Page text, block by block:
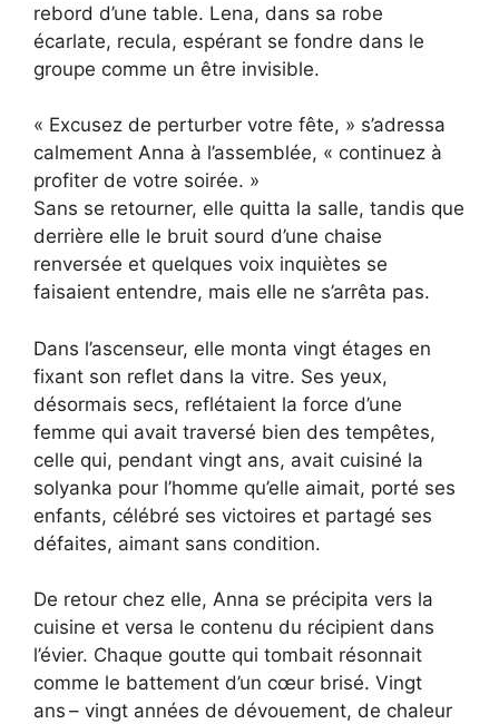
rebord d’une table. Lena, dans sa robe
écarlate, recula, espérant se fondre dans le
groupe comme un être invisible.
« Excusez de perturber votre fête, » s’adressa
calmement Anna à l’assemblée, « continuez à
profiter de votre soirée. »
Sans se retourner, elle quitta la salle, tandis que
derrière elle le bruit sourd d’une chaise
renversée et quelques voix inquiètes se
faisaient entendre, mais elle ne s’arrêta pas.
Dans l’ascenseur, elle monta vingt étages en
fixant son reflet dans la vitre. Ses yeux,
désormais secs, reflétaient la force d’une
femme qui avait traversé bien des tempêtes,
celle qui, pendant vingt ans, avait cuisiné la
solyanka pour l’homme qu’elle aimait, porté ses
enfants, célébré ses victoires et partagé ses
défaites, aimant sans condition.
De retour chez elle, Anna se précipita vers la
cuisine et versa le contenu du récipient dans
l’évier. Chaque goutte qui tombait résonnait
comme le battement d’un cœur brisé. Vingt
ans – vingt années de dévouement, de chaleur